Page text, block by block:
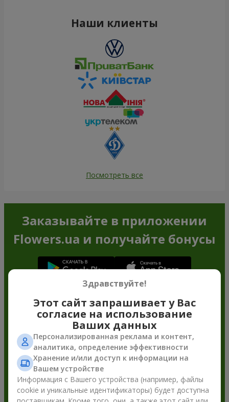
Наши клиенты
Посмотреть все
Заказывайте в приложении
Flowers.ua и получайте бонусы
Здравствуйте!
Этот сайт запрашивает у Вас
согласие на использование
Ваших данных
Персонализированная реклама и контент,
аналитика, определение эффективности
Хранение и/или доступ к информации на
Вашем устройстве
Информация с Вашего устройства (например, файлы
cookie и уникальные идентификаторы) будет доступна